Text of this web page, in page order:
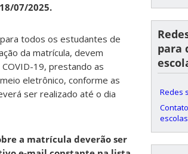
07/2025.
todos os estudantes de
da matrícula, devem
19, prestando as
eletrônico, conforme as
ser realizado até o dia
a matrícula deverão ser
para
Redes
escolas